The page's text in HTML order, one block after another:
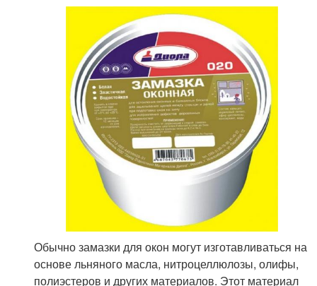
Обычно замазки для окон могут изготавливаться на
основе льняного масла, нитроцеллюлозы, олифы,
полиэстеров и других материалов. Этот материал